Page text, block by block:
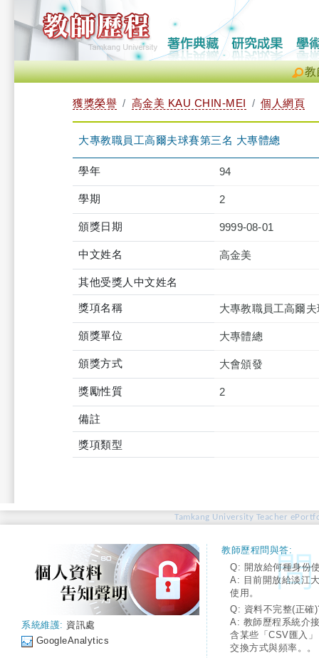
教
獲獎榮譽 高金美 KAU CHIN-MEI 個人網頁
大專教職員工高爾夫球賽第三名 大專體總
學年 94
學期 2
頒獎日期 9999-08-01
中文姓名 高金美
其他受獎人中文姓名
獎項名稱 大專教職員工高爾
頒獎單位 大專體總
頒獎方式 大會頒發
獎勵性質 2
備註
獎項類型
Tamkang University Teacher
系統維護: 資訊處
GoogleAnalytics
教師歷程問與答:
Q: 開放給何種身份
A: 目前開放給淡江
使用。
Q: 資料不完整(正確
A: 教師歷程系統介
含某些「CSV匯入
交換方式與頻率。。